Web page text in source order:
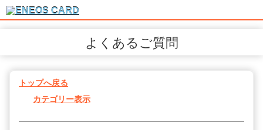
よくあるご質問
トップへ戻る
カテゴリー表示